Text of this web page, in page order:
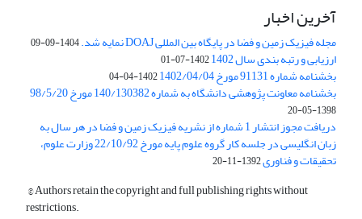
آخرین اخبار
مجله فیزیک زمین و فضا در پایگاه بین المللی DOAJ نمایه شد. 1404-09-09
ارزیابی و رتبه بندی سال 1402 1402-07-01
بخشنامه شماره 91131 مورخ 1402/04/04 1402-04-04
بخشنامه معاونت پژوهشی دانشگاه به شماره 140/130382 مورخ 98/5/20
1398-05-20
دریافت مجوز انتشار 1 شماره از نشریه فیزیک زمین و فضا در هر سال به
زبان انگلیسی در جلسه کار گروه علوم پایه مورخ 22/10/92 وزارت علوم،
تحقیقات و فناوری1392-11-20
© Authors retain the copyright and full publishing rights without
restrictions.